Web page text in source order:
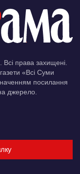
права захищені.
«Всі Суми
посилання
джерело.